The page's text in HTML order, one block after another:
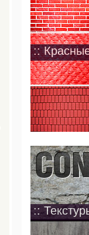
::
::